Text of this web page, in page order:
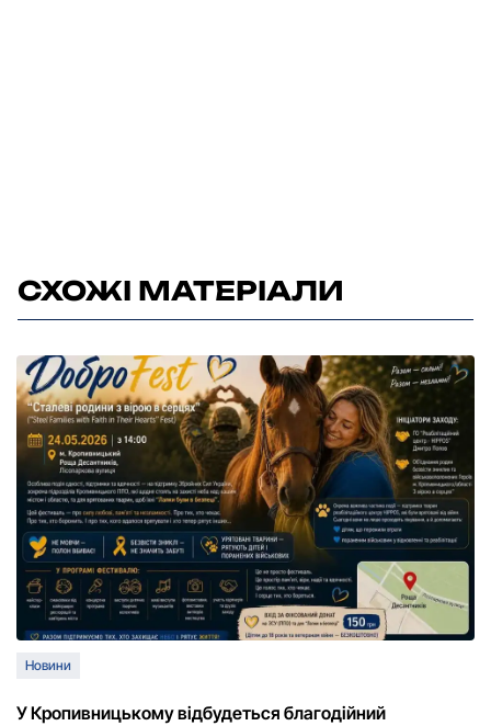
СХОЖІ МАТЕРІАЛИ
Новини
У Кропивницькому відбудеться благодійний